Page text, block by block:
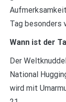
Tag besonders
Wann ist der
Der
National
wird mit